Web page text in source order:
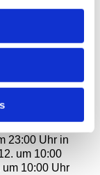
zu lesen oder
Gottesdienst,
abrufbar
in
23:00 Uhr in
um 10:00
10:00 Uhr